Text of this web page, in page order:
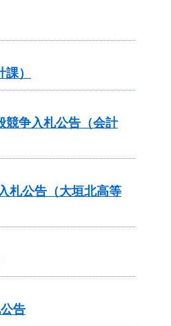
）
競争入札公告（会計
札公告（大垣北高等
告